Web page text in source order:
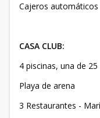
Cajeros automáticos
CASA CLUB:
4 piscinas, una de
Playa de arena
3 Restaurantes -